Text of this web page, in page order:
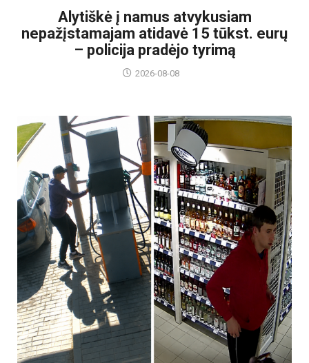
Alytiškė į namus atvykusiam
nepažįstamajam atidavė 15 tūkst. eurų
– policija pradėjo tyrimą
2026-08-08